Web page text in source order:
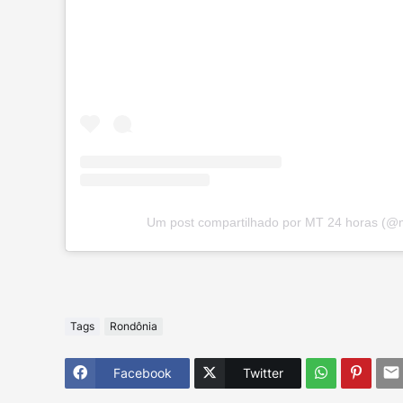
Um post compartilhado por MT 24 horas
Tags Rondônia
Facebook Twitter